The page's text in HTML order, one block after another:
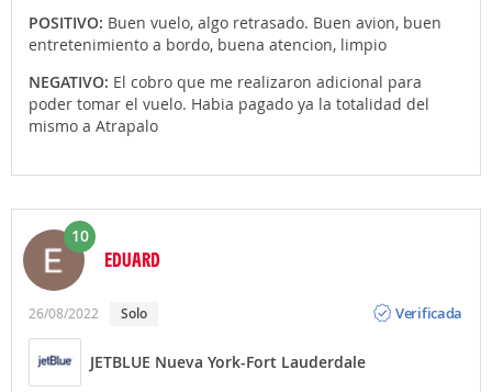
POSITIVO: Buen vuelo, algo retrasado. Buen avion, buen
entretenimiento a bordo, buena atencion, limpio
NEGATIVO: El cobro que me realizaron adicional para
poder tomar el vuelo. Habia pagado ya la totalidad del
mismo a Atrapalo
10
EDUARD
26/08/2022 Solo
Verificada
JETBLUE Nueva York-Fort Lauderdale